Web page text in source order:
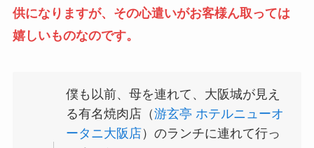
供になりますが、その心遣いがお客様ん取っては
嬉しいものなのです。
僕も以前、母を連れて、大阪城が見え
る有名焼肉店（游玄亭 ホテルニューオ
ータニ大阪店）のランチに連れて行っ